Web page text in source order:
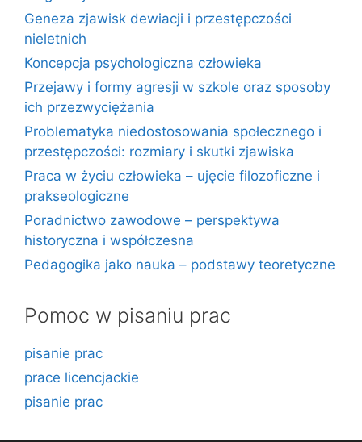
Geneza zjawisk dewiacji i przestępczości
nieletnich
Koncepcja psychologiczna człowieka
Przejawy i formy agresji w szkole oraz sposoby
ich przezwyciężania
Problematyka niedostosowania społecznego i
przestępczości: rozmiary i skutki zjawiska
Praca w życiu człowieka – ujęcie filozoficzne i
prakseologiczne
Poradnictwo zawodowe – perspektywa
historyczna i współczesna
Pedagogika jako nauka – podstawy teoretyczne
Pomoc w pisaniu prac
pisanie prac
prace licencjackie
pisanie prac